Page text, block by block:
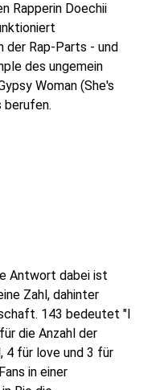
Rapperin Doechii
der Rap-Parts - und
des ungemein
Woman (She's
berufen.
Antwort dabei ist
Zahl, dahinter
143 bedeutet "I
die Anzahl der
4 für love und 3 für
in einer